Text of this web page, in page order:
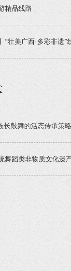
精品线路
“壮美广西·多彩非遗
长鼓舞的活态传承策略
舞蹈类非物质文化遗